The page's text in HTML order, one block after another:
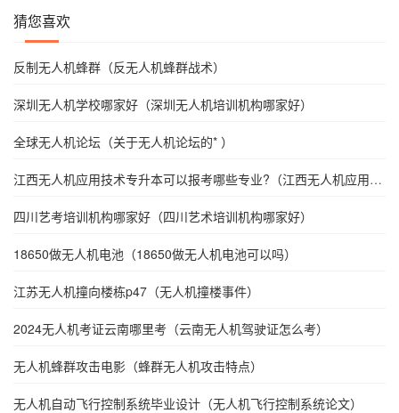
猜您喜欢
反制无人机蜂群（反无人机蜂群战术）
深圳无人机学校哪家好（深圳无人机培训机构哪家好）
全球无人机论坛（关于无人机论坛的* ）
江西无人机应用技术专升本可以报考哪些专业?（江西无人机应用技
四川艺考培训机构哪家好（四川艺术培训机构哪家好）
18650做无人机电池（18650做无人机电池可以吗）
江苏无人机撞向楼栋p47（无人机撞楼事件）
2024无人机考证云南哪里考（云南无人机驾驶证怎么考）
无人机蜂群攻击电影（蜂群无人机攻击特点）
无人机自动飞行控制系统毕业设计（无人机飞行控制系统论文）